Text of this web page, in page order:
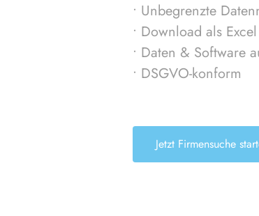
• Unbegrenzte
• Download als
• Daten & Software
• DSGVO-konform
Jetzt Firmensuche